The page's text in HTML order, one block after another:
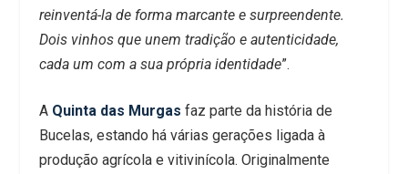
reinventá-la de forma marcante e surpreendente.
Dois vinhos que unem tradição e autenticidade,
cada um com a sua própria identidade”.
A Quinta das Murgas faz parte da história de
Bucelas, estando há várias gerações ligada à
produção agrícola e vitivinícola. Originalmente